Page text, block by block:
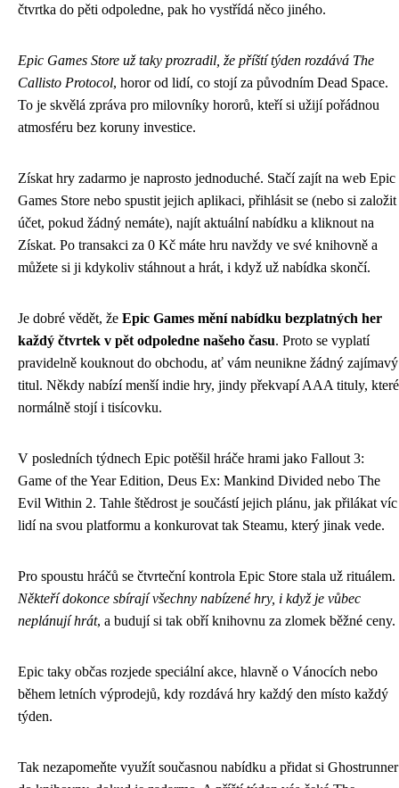
čtvrtka do pěti odpoledne, pak ho vystřídá něco jiného.
Epic Games Store už taky prozradil, že příští týden rozdává The
Callisto Protocol, horor od lidí, co stojí za původním Dead Space.
To je skvělá zpráva pro milovníky hororů, kteří si užijí pořádnou
atmosféru bez koruny investice.
Získat hry zadarmo je naprosto jednoduché. Stačí zajít na web Epic
Games Store nebo spustit jejich aplikaci, přihlásit se (nebo si založit
účet, pokud žádný nemáte), najít aktuální nabídku a kliknout na
Získat. Po transakci za 0 Kč máte hru navždy ve své knihovně a
můžete si ji kdykoliv stáhnout a hrát, i když už nabídka skončí.
Je dobré vědět, že Epic Games mění nabídku bezplatných her
každý čtvrtek v pět odpoledne našeho času. Proto se vyplatí
pravidelně kouknout do obchodu, ať vám neunikne žádný zajímavý
titul. Někdy nabízí menší indie hry, jindy překvapí AAA tituly, které
normálně stojí i tisícovku.
V posledních týdnech Epic potěšil hráče hrami jako Fallout 3:
Game of the Year Edition, Deus Ex: Mankind Divided nebo The
Evil Within 2. Tahle štědrost je součástí jejich plánu, jak přilákat víc
lidí na svou platformu a konkurovat tak Steamu, který jinak vede.
Pro spoustu hráčů se čtvrteční kontrola Epic Store stala už rituálem.
Někteří dokonce sbírají všechny nabízené hry, i když je vůbec
neplánují hrát, a budují si tak obří knihovnu za zlomek běžné ceny.
Epic taky občas rozjede speciální akce, hlavně o Vánocích nebo
během letních výprodejů, kdy rozdává hry každý den místo každý
týden.
Tak nezapomeňte využít současnou nabídku a přidat si Ghostrunner